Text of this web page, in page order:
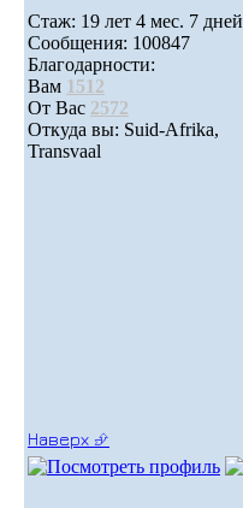
Стаж: 19 лет 4 мес. 7 дней
Сообщения: 100847
Благодарности:
Вам 1512
От Вас 2572
Откуда вы: Suid-Afrika,
Transvaal
Наверх ⮵